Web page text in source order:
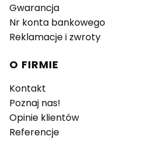
Gwarancja
Nr konta bankowego
Reklamacje i zwroty
O FIRMIE
Kontakt
Poznaj nas!
Opinie klientów
Referencje